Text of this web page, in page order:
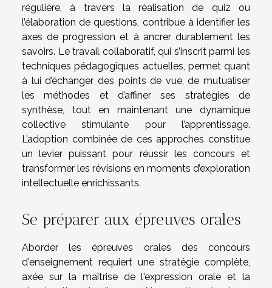
régulière, à travers la réalisation de quiz ou
l’élaboration de questions, contribue à identifier les
axes de progression et à ancrer durablement les
savoirs. Le travail collaboratif, qui s’inscrit parmi les
techniques pédagogiques actuelles, permet quant
à lui d’échanger des points de vue, de mutualiser
les méthodes et d’affiner ses stratégies de
synthèse, tout en maintenant une dynamique
collective stimulante pour l’apprentissage.
L’adoption combinée de ces approches constitue
un levier puissant pour réussir les concours et
transformer les révisions en moments d’exploration
intellectuelle enrichissants.
Se préparer aux épreuves orales
Aborder les épreuves orales des concours
d'enseignement requiert une stratégie complète,
axée sur la maîtrise de l'expression orale et la